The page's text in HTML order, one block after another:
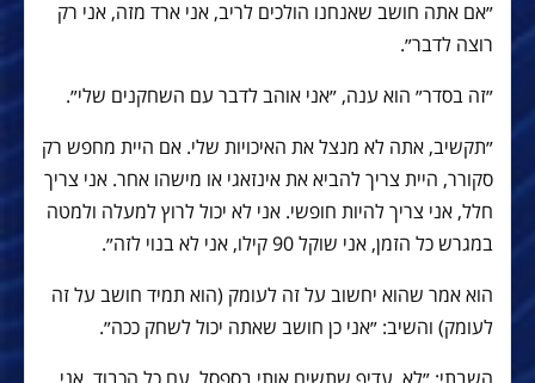
״אם אתה חושב שאנחנו הולכים לריב, אני ארד מזה, אני רק
רוצה לדבר״.
״זה בסדר״ הוא ענה, ״אני אוהב לדבר עם השחקנים שלי״.
״תקשיב, אתה לא מנצל את האיכויות שלי. אם היית מחפש רק
סקורר, היית צריך להביא את אינזאגי או מישהו אחר. אני צריך
חלל, אני צריך להיות חופשי. אני לא יכול לרוץ למעלה ולמטה
במגרש כל הזמן, אני שוקל 90 קילו, אני לא בנוי לזה״.
הוא אמר שהוא יחשוב על זה לעומק (הוא תמיד חושב על זה
לעומק) והשיב: ״אני כן חושב שאתה יכול לשחק ככה״.